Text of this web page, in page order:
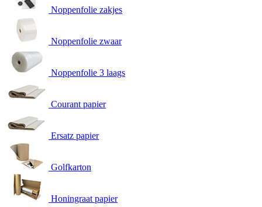
Noppenfolie zakjes
Noppenfolie zwaar
Noppenfolie 3 laags
Courant papier
Ersatz papier
Golfkarton
Honingraat papier